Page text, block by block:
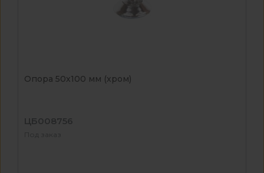
Опора 50х100 мм (хром)
ЦБ008756
Под заказ